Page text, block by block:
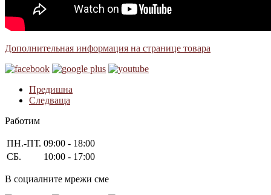
Дополнительная информация на странице товара
Предишна
Следваща
Работим
ПН.-ПТ. 09:00 - 18:00
СБ.
10:00 - 17:00
В социалните мрежи сме